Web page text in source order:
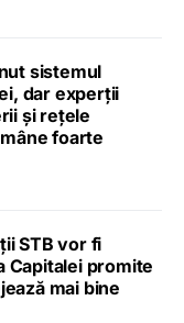
sistemul
dar experții
și rețele
foarte
STB vor fi
Capitalei promite
mai bine